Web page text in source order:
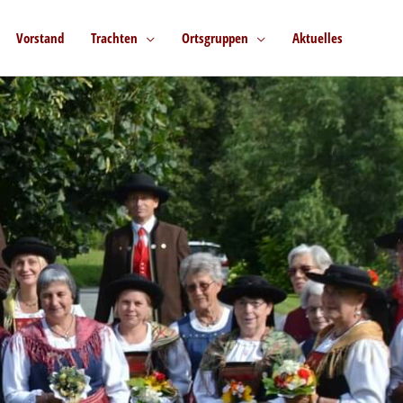
Vorstand Trachten Ortsgruppen Aktuelles